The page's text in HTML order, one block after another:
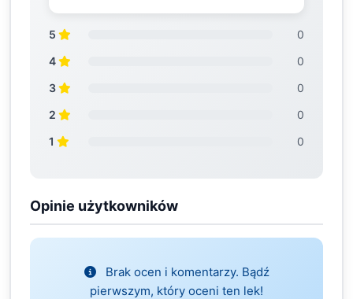
5
0
4
0
3
0
2
0
1
0
Opinie użytkowników
Brak ocen i komentarzy. Bądź
pierwszym, który oceni ten lek!